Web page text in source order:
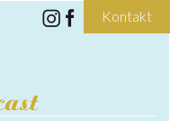
Kontakt